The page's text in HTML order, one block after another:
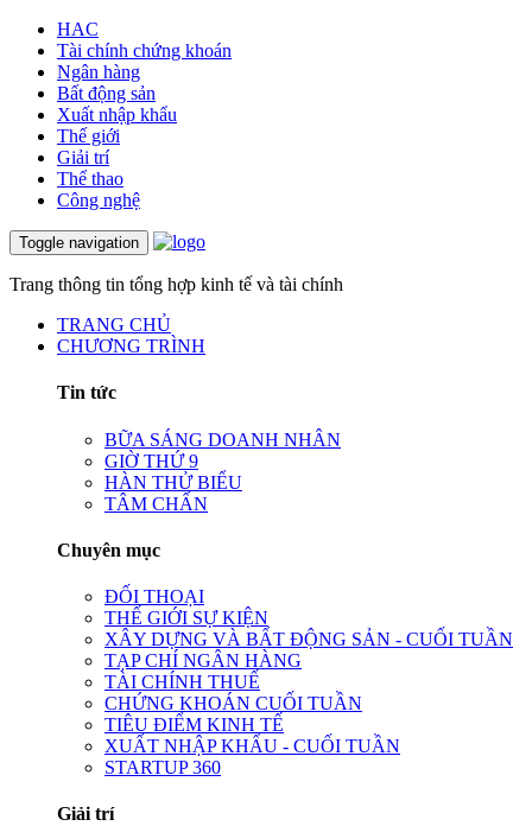
HAC
Tài chính chứng khoán
Ngân hàng
Bất động sản
Xuất nhập khẩu
Thế giới
Giải trí
Thể thao
Công nghệ
Toggle navigation
Trang thông tin tổng hợp kinh tế và tài chính
TRANG CHỦ
CHƯƠNG TRÌNH
Tin tức
BỮA SÁNG DOANH NHÂN
GIỜ THỨ 9
HÀN THỬ BIỂU
TÂM CHẤN
Chuyên mục
ĐỐI THOẠI
THẾ GIỚI SỰ KIỆN
XÂY DỰNG VÀ BẤT ĐỘNG SẢN - CUỐI TUẦN
TẠP CHÍ NGÂN HÀNG
TÀI CHÍNH THUẾ
CHỨNG KHOÁN CUỐI TUẦN
TIÊU ĐIỂM KINH TẾ
XUẤT NHẬP KHẨU - CUỐI TUẦN
STARTUP 360
Giải trí